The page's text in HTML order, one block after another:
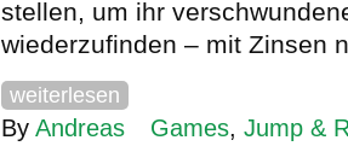
stellen, um ihr
wiederzufinden – mit Zinsen
weiterlesen
By Andreas Games, Jump &